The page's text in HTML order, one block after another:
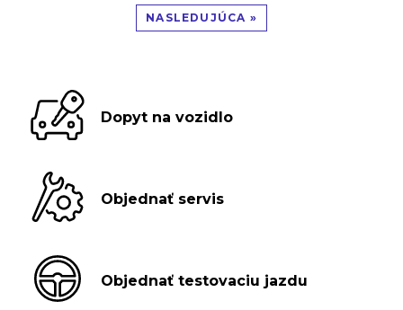
NASLEDUJÚCA »
Dopyt na vozidlo
Objednať servis
Objednať testovaciu jazdu